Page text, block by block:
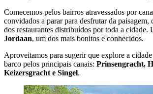
Comecemos pelos bairros atravessados por
convidados a parar para desfrutar da paisagem,
dos restaurantes distribuídos por toda a cidade.
Jordaan, um dos mais bonitos e conhecidos.
Aproveitamos para sugerir que explore a
barco pelos principais canais: Prinsengracht,
Keizersgracht e Singel.